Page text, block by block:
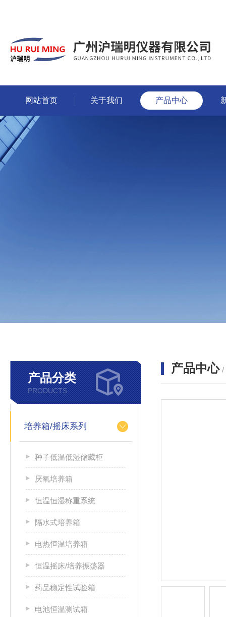
网站首页 关于我们 产品中心
产品分类
PRODUCTS
培养箱/摇床系列
种子低温低湿储藏柜
厌氧培养箱
恒温恒湿称重系统
隔水式培养箱
电热恒温培养箱
恒温摇床/培养振荡器
药品稳定性试验箱
电池恒温测试箱
产品中心 /